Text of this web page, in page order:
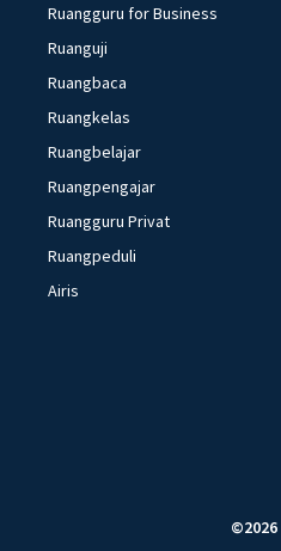
Ruangguru for Business
Ruanguji
Ruangbaca
Ruangkelas
Ruangbelajar
Ruangpengajar
Ruangguru Privat
Ruangpeduli
Airis
©2026